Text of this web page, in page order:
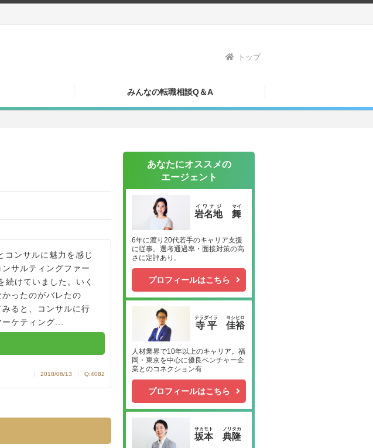
トップ
みんなの転職相談Q＆A
コンサルに魅力を感じ
サルティングファー
続けていました。いく
ったのがバレたの
ると、コンサルに行
ケティング...
2018/06/13 Q:4082
あなたにオススメの
エージェント
岩名地
イワナジ
舞
マイ
6年に渡り20代若手のキャリア支援
に従事。選考通過率・面接対策の高
さに定評あり。
プロフィールはこちら
寺平
テラダイラ
佳裕
ヨシヒロ
人材業界で10年以上のキャリア。福
岡・東京を中心に優良ベンチャー企
業とのコネクション有
プロフィールはこちら
坂本
サカモト
典隆
ノリタカ